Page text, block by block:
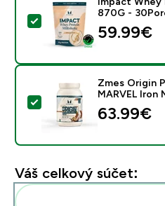
Vybrať tento produkt -
870G -
59.99€‎
Vybrať tento produkt -
Zmes Origin
MARVEL Iron
63.99€‎
Váš celkový súčet: